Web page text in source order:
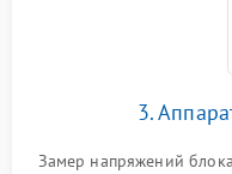
3.
Замер напряжений